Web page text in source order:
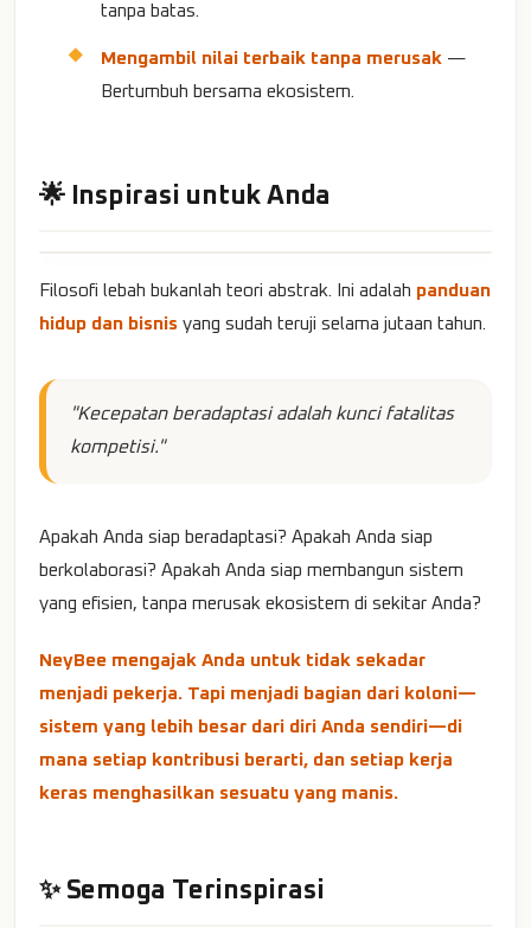
tanpa batas.
Mengambil nilai terbaik tanpa merusak —
Bertumbuh bersama ekosistem.
🌟 Inspirasi untuk Anda
Filosofi lebah bukanlah teori abstrak. Ini adalah panduan
hidup dan bisnis yang sudah teruji selama jutaan tahun.
"Kecepatan beradaptasi adalah kunci fatalitas
kompetisi."
Apakah Anda siap beradaptasi? Apakah Anda siap
berkolaborasi? Apakah Anda siap membangun sistem
yang efisien, tanpa merusak ekosistem di sekitar Anda?
NeyBee mengajak Anda untuk tidak sekadar
menjadi pekerja. Tapi menjadi bagian dari koloni—
sistem yang lebih besar dari diri Anda sendiri—di
mana setiap kontribusi berarti, dan setiap kerja
keras menghasilkan sesuatu yang manis.
✨ Semoga Terinspirasi